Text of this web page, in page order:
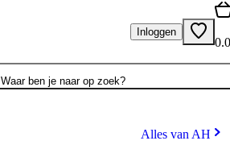
Inloggen
Waar ben je naar op zoek?
Alles van AH